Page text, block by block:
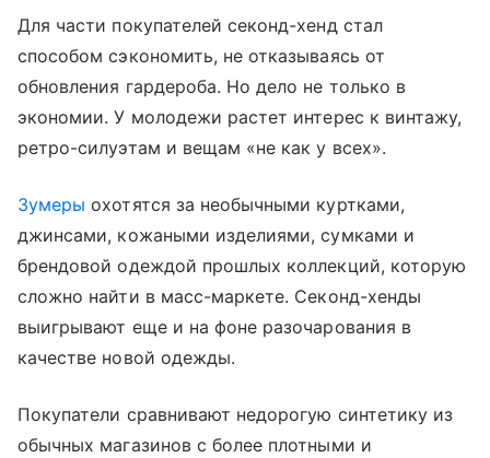
Для части покупателей секонд-хенд стал
способом сэкономить, не отказываясь от
обновления гардероба. Но дело не только в
экономии. У молодежи растет интерес к винтажу,
ретро-силуэтам и вещам «не как у всех».
Зумеры охотятся за необычными куртками,
джинсами, кожаными изделиями, сумками и
брендовой одеждой прошлых коллекций, которую
сложно найти в масс-маркете. Секонд-хенды
выигрывают еще и на фоне разочарования в
качестве новой одежды.
Покупатели сравнивают недорогую синтетику из
обычных магазинов с более плотными и